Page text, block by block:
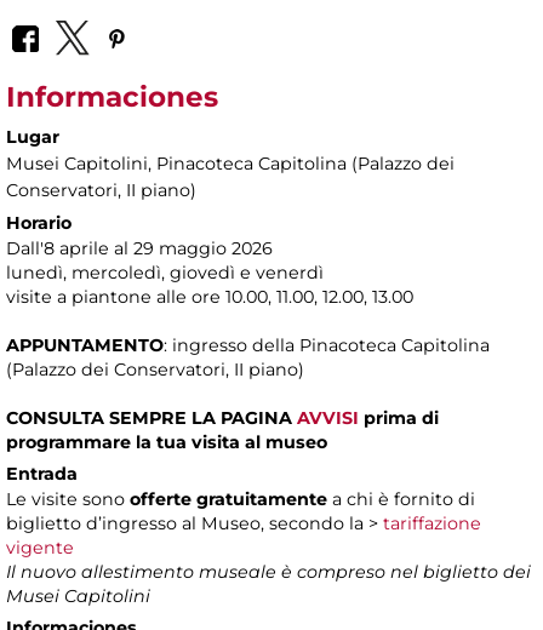
Informaciones
Lugar
Musei Capitolini, Pinacoteca Capitolina (Palazzo dei
Conservatori, II piano)
Horario
Dall'8 aprile al 29 maggio 2026
lunedì, mercoledì, giovedì e venerdì
visite a piantone alle ore 10.00, 11.00, 12.00, 13.00
APPUNTAMENTO: ingresso della Pinacoteca Capitolina
(Palazzo dei Conservatori, II piano)
CONSULTA SEMPRE LA PAGINA AVVISI prima di
programmare la tua visita al museo
Entrada
Le visite sono offerte gratuitamente a chi è fornito di
biglietto d’ingresso al Museo, secondo la > tariffazione
vigente
Il nuovo allestimento museale è compreso nel biglietto dei
Musei Capitolini